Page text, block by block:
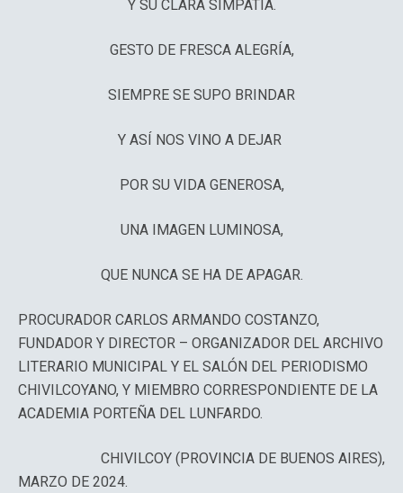
Y SU CLARA SIMPATÍA.
GESTO DE FRESCA ALEGRÍA,
SIEMPRE SE SUPO BRINDAR
Y ASÍ NOS VINO A DEJAR
POR SU VIDA GENEROSA,
UNA IMAGEN LUMINOSA,
QUE NUNCA SE HA DE APAGAR.
PROCURADOR CARLOS ARMANDO COSTANZO,
FUNDADOR Y DIRECTOR – ORGANIZADOR DEL ARCHIVO
LITERARIO MUNICIPAL Y EL SALÓN DEL PERIODISMO
CHIVILCOYANO, Y MIEMBRO CORRESPONDIENTE DE LA
ACADEMIA PORTEÑA DEL LUNFARDO.
CHIVILCOY (PROVINCIA DE BUENOS AIRES),
MARZO DE 2024.